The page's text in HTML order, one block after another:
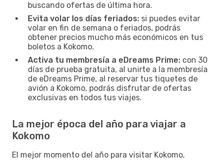
buscando ofertas de última hora.
Evita volar los días feriados: si puedes evitar
volar en fin de semana o feriados, podrás
obtener precios mucho más económicos en tus
boletos a Kokomo.
Activa tu membresía a eDreams Prime: con 30
días de prueba gratuita, al unirte a la membresía
de eDreams Prime, al reservar tus tiquetes de
avión a Kokomo, podrás disfrutar de ofertas
exclusivas en todos tus viajes.
La mejor época del año para viajar a
Kokomo
El mejor momento del año para visitar Kokomo,